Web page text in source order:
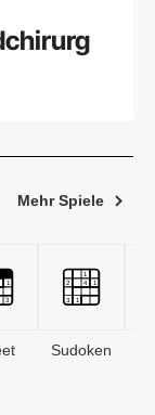
Mehr Spiele
Sudoken